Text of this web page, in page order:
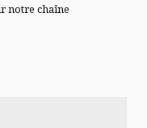
notre chaîne